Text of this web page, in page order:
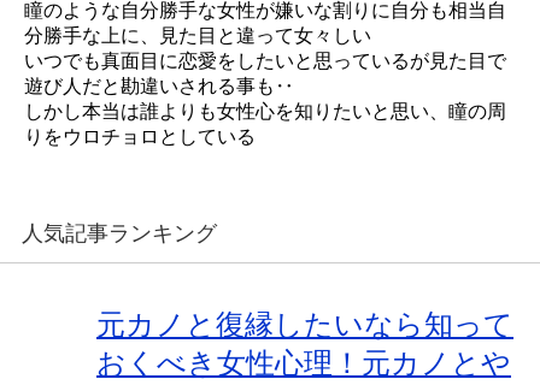
瞳のような自分勝手な女性が嫌いな割りに自分も相当自
分勝手な上に、見た目と違って女々しい
いつでも真面目に恋愛をしたいと思っているが見た目で
遊び人だと勘違いされる事も‥
しかし本当は誰よりも女性心を知りたいと思い、瞳の周
りをウロチョロとしている
人気記事ランキング
元カノと復縁したいなら知って
おくべき女性心理！元カノとや